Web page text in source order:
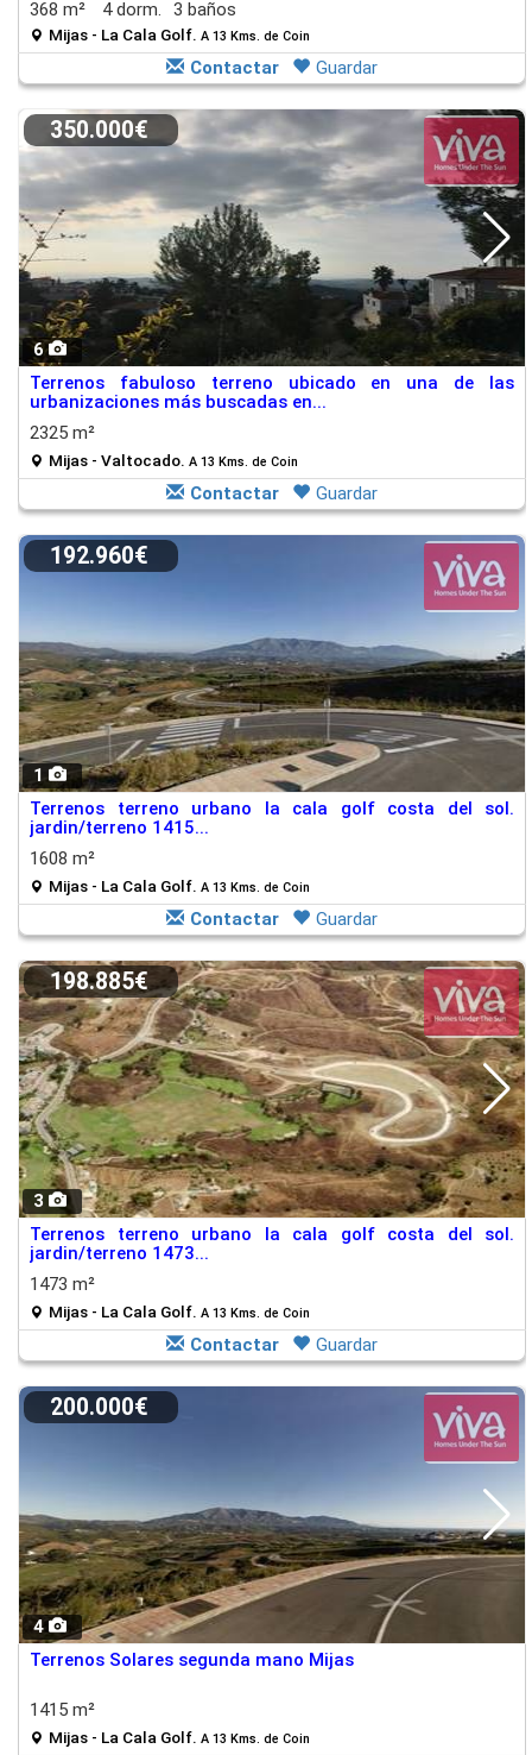
368 m² 4 dorm. 3 baños
Mijas - La Cala Golf. A 13 Kms. de Coin
Contactar Guardar
6
350.000€
Terrenos fabuloso terreno ubicado en una de las
urbanizaciones más buscadas en...
2325 m²
Mijas - Valtocado. A 13 Kms. de Coin
Contactar Guardar
1
192.960€
Terrenos terreno urbano la cala golf costa del sol.
jardin/terreno 1415...
1608 m²
Mijas - La Cala Golf. A 13 Kms. de Coin
Contactar Guardar
3
198.885€
Terrenos terreno urbano la cala golf costa del sol.
jardin/terreno 1473...
1473 m²
Mijas - La Cala Golf. A 13 Kms. de Coin
Contactar Guardar
4
200.000€
Terrenos Solares segunda mano Mijas
1415 m²
Mijas - La Cala Golf. A 13 Kms. de Coin